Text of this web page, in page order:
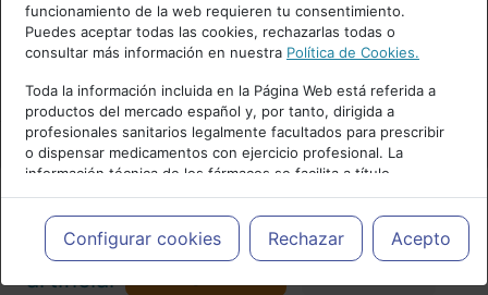
Accede o regístrate con tu email.
Cancelar
funcionamiento de la web requieren tu consentimiento.
Puedes aceptar todas las cookies, rechazarlas todas o
consultar más información en nuestra Política de Cookies.
Toda la información incluida en la Página Web está referida a
productos del mercado español y, por tanto, dirigida a
profesionales sanitarios legalmente facultados para prescribir
o dispensar medicamentos con ejercicio profesional. La
información técnica de los fármacos se facilita a título
meramente informativo, siendo responsabilidad de los
profesionales facultados prescribir medicamentos y decidir, en
cada caso concreto, el tratamiento más adecuado a las
necesidades del paciente.
Configurar cookies Rechazar Acepto
Actualidad y Artículos|Inteligencia
artificial